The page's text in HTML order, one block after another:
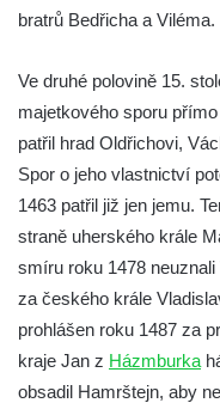
bratrů Bedřicha a Viléma.
Ve druhé polovině 15.
majetkového sporu
patřil hrad Oldřichovi,
Spor o jeho vlastnictví
1463 patřil již jen jemu.
straně uherského krále
smíru roku 1478
za českého krále
prohlášen roku 1487 za
kraje Jan z Házmburka
obsadil Hamrštejn, aby